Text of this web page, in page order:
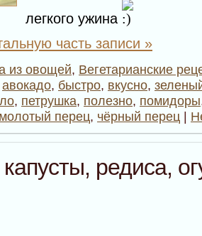
легкого ужина
часть записи »
из овощей, Вегетарианские
авокадо, быстро, вкусно,
, петрушка, полезно, помидоры
перец, чёрный перец |
редиса,